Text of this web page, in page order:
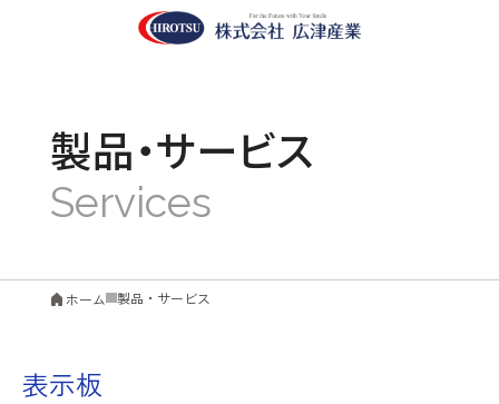
製品・サービス
ホーム 製品・サービス
表示板